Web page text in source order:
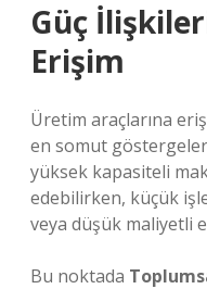
Güç
Erişim
Üretim araçlarına
en somut
yüksek kapasiteli
edebilirken, küçük
veya düşük maliyetli
Bu noktada